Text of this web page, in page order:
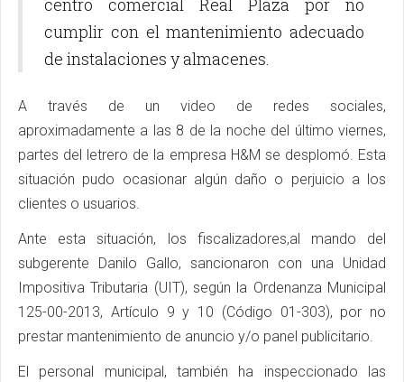
centro comercial Real Plaza por no
cumplir con el mantenimiento adecuado
de instalaciones y almacenes.
A través de un video de redes sociales,
aproximadamente a las 8 de la noche del último viernes,
partes del letrero de la empresa H&M se desplomó. Esta
situación pudo ocasionar algún daño o perjuicio a los
clientes o usuarios.
Ante esta situación, los fiscalizadores,al mando del
subgerente Danilo Gallo, sancionaron con una Unidad
Impositiva Tributaria (UIT), según la Ordenanza Municipal
125-00-2013, Artículo 9 y 10 (Código 01-303), por no
prestar mantenimiento de anuncio y/o panel publicitario.
El personal municipal, también ha inspeccionado las